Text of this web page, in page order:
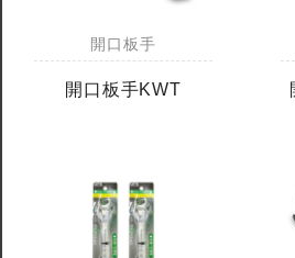
開口板手
開口板手KWT